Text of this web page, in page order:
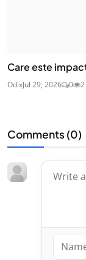
Care este
OdixJul 29, 2026 0 2
Comments (0)